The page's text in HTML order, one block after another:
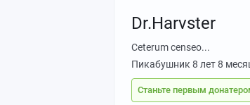
Dr.Harvster
Ceterum censeo...
Пикабушник 8 лет 8
Станьте первым